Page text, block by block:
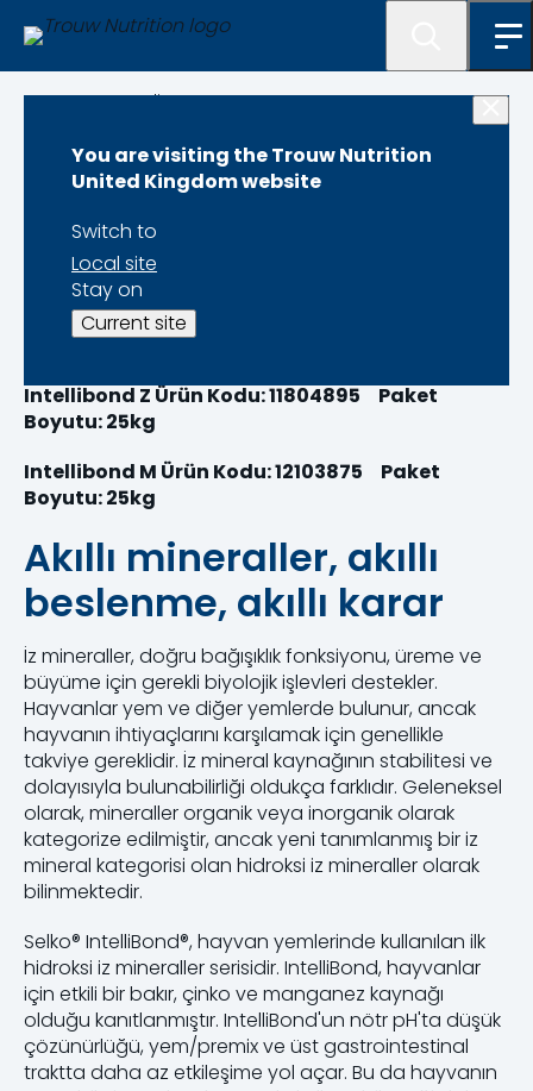
You are visiting the Trouw Nutrition
United Kingdom website
Switch to
Local site
Stay on
Current site
Programme lister
Selko IntelliBond®
Intellibond C Ürün Kodu: 11804855 Paket
Boyutu: 25kg
Intellibond Z Ürün Kodu: 11804895 Paket
Boyutu: 25kg
Intellibond M Ürün Kodu: 12103875 Paket
Boyutu: 25kg
Akıllı mineraller, akıllı
beslenme, akıllı karar
İz mineraller, doğru bağışıklık fonksiyonu, üreme ve
büyüme için gerekli biyolojik işlevleri destekler.
Hayvanlar yem ve diğer yemlerde bulunur, ancak
hayvanın ihtiyaçlarını karşılamak için genellikle
takviye gereklidir. İz mineral kaynağının stabilitesi ve
dolayısıyla bulunabilirliği oldukça farklıdır. Geleneksel
olarak, mineraller organik veya inorganik olarak
kategorize edilmiştir, ancak yeni tanımlanmış bir iz
mineral kategorisi olan hidroksi iz mineraller olarak
bilinmektedir.
Selko® IntelliBond®, hayvan yemlerinde kullanılan ilk
hidroksi iz mineraller serisidir. IntelliBond, hayvanlar
için etkili bir bakır, çinko ve manganez kaynağı
olduğu kanıtlanmıştır. IntelliBond'un nötr pH'ta düşük
çözünürlüğü, yem/premix ve üst gastrointestinal
traktta daha az etkileşime yol açar. Bu da hayvanın